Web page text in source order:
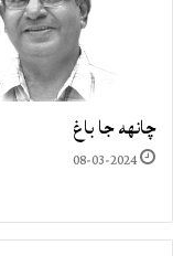
چانهه جا باغ
08-03-2024